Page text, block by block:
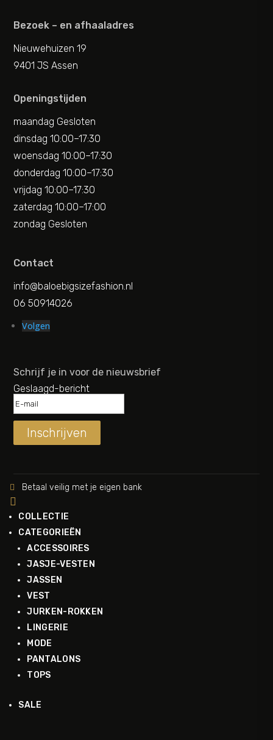
Bezoek – en afhaaladres
Nieuwehuizen 19
9401 JS Assen
Openingstijden
maandag Gesloten
dinsdag 10:00–17:30
woensdag 10:00–17:30
donderdag 10:00–17:30
vrijdag 10:00–17:30
zaterdag 10:00–17:00
zondag Gesloten
Contact
info@baloebigsizefashion.nl
06 50914026
Volgen
Schrijf je in voor de nieuwsbrief
Geslaagd-bericht
Inschrijven
 Betaal veilig met je eigen bank

COLLECTIE
CATEGORIEËN
ACCESSOIRES
JASJE-VESTEN
JASSEN
VEST
JURKEN-ROKKEN
LINGERIE
MODE
PANTALONS
TOPS
SALE